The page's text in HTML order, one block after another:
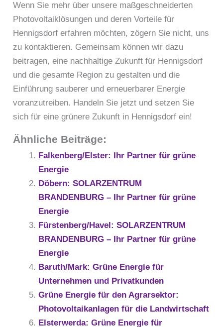
Wenn Sie mehr über unsere maßgeschneiderten
Photovoltaiklösungen und deren Vorteile für
Hennigsdorf erfahren möchten, zögern Sie nicht, uns
zu kontaktieren. Gemeinsam können wir dazu
beitragen, eine nachhaltige Zukunft für Hennigsdorf
und die gesamte Region zu gestalten und die
Einführung sauberer und erneuerbarer Energie
voranzutreiben. Handeln Sie jetzt und setzen Sie
sich für eine grünere Zukunft in Hennigsdorf ein!
Ähnliche Beiträge:
Falkenberg/Elster: Ihr Partner für grüne
Energie
Döbern: SOLARZENTRUM
BRANDENBURG – Ihr Partner für grüne
Energie
Fürstenberg/Havel: SOLARZENTRUM
BRANDENBURG – Ihr Partner für grüne
Energie
Baruth/Mark: Grüne Energie für
Unternehmen und Privatkunden
Grüne Energie für den Agrarsektor:
Photovoltaikanlagen für die Landwirtschaft
Elsterwerda: Grüne Energie für